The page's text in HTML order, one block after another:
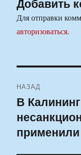
Для отправки
авторизоваться.
по
записям
НАЗАД
Предыдущая
запись:
В